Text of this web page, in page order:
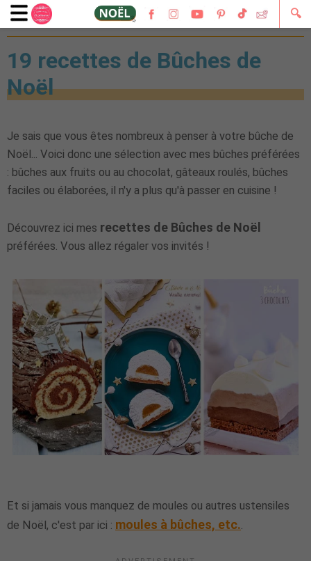
🔍
23 décembre 2024
19 recettes de Bûches de
Noël
Je sais que vous êtes nombreux à penser à votre bûche de
Noël... Voici donc une sélection avec mes bûches préférées
: bûches aux fruits ou au chocolat, gâteaux roulés, bûches
faciles ou élaborées, il n'y a plus qu'à passer en cuisine !
Découvrez ici mes recettes de Bûches de Noël
préférées. Vous allez régaler vos invités !
Et si jamais vous manquez de moules ou autres ustensiles
de Noël, c'est par ici : moules à bûches, etc..